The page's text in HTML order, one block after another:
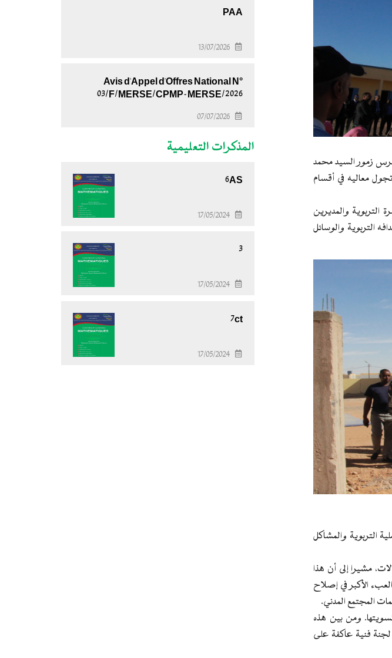
PAA
13/07/2026
Avis d'Appel d'Offres National N°
03/F/MERSE/CPMP-MERSE/2026
07/07/2026
المذكرات التعليمية
6AS
17/05/2024
3
17/05/2024
7ct
17/05/2024
زمور السيد محمد
معاليه في أقسام
التربوية والمديرين
التربوية والوسائل
التربوية والمشاكل
مشيرا إلى أن هذا
الأكبر في إصلاح
المجتمع المدني.
ومن بين هذه
لجنة فنية عاكفة على